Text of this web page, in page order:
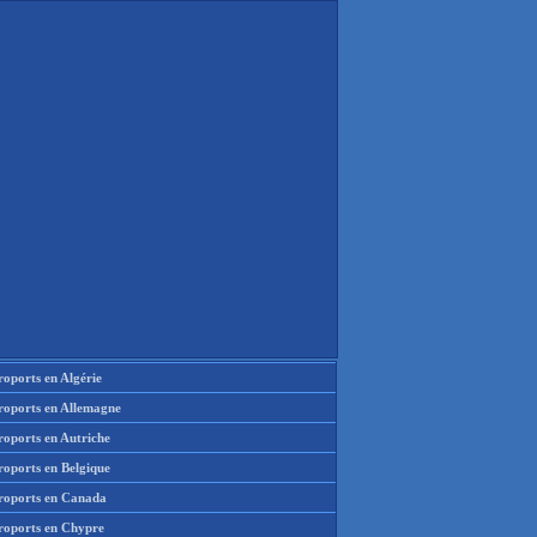
en Algérie
en Allemagne
en Autriche
en Belgique
en Canada
en Chypre